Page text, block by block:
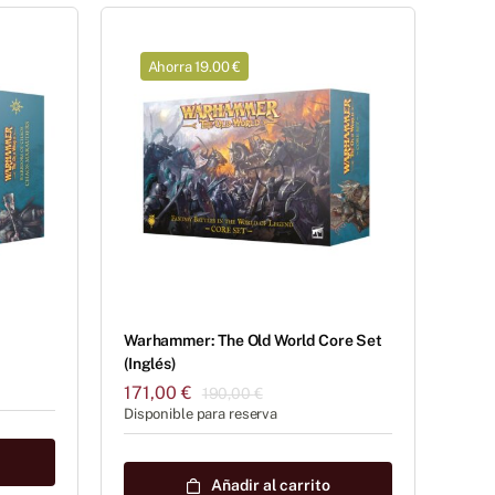
Ahorra 19.00 €
Warhammer: The Old World Core Set
(Inglés)
190,00€El
era:
171,00€
El
es:
Disponible para reserva
Añadir al carrito